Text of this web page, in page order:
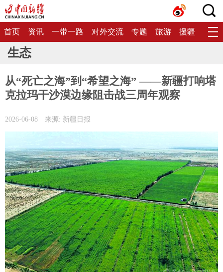
首页 资讯 一带一路 对外交流 专题 旅游 援疆 生态
生态
从“死亡之海”到“希望之海” ——新疆打响塔
克拉玛干沙漠边缘阻击战三周年观察
2026-06-08 来源: 新疆日报